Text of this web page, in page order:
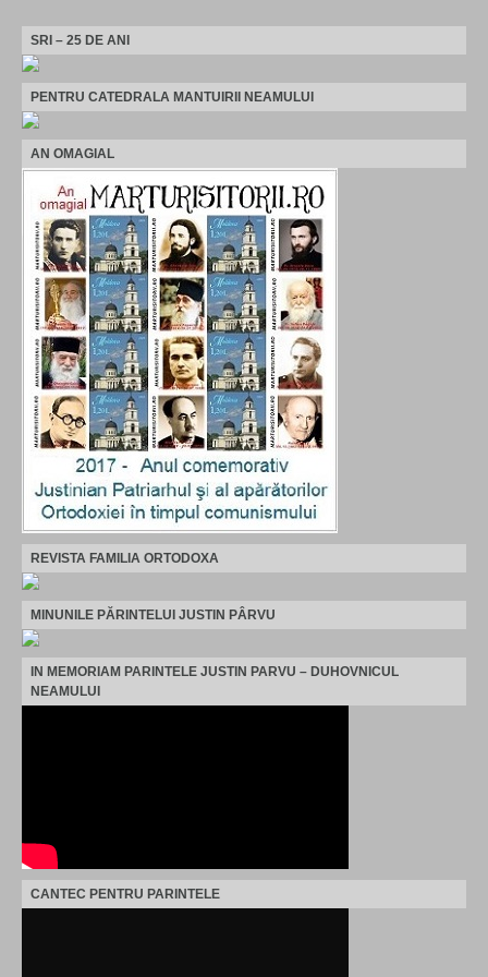
SRI – 25 DE ANI
PENTRU CATEDRALA MANTUIRII NEAMULUI
AN OMAGIAL
REVISTA FAMILIA ORTODOXA
MINUNILE PĂRINTELUI JUSTIN PÂRVU
IN MEMORIAM PARINTELE JUSTIN PARVU – DUHOVNICUL
NEAMULUI
CANTEC PENTRU PARINTELE